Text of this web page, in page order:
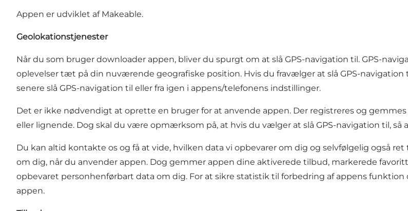
Appen er udviklet af Makeable.
Geolokationstjenester
Når du som bruger downloader appen, bliver du spurgt om at slå GPS-navigation til. GPS-
oplevelser tæt på din nuværende geografiske position. Hvis du fravælger at slå GPS-
senere slå GPS-navigation til eller fra igen i appens/telefonens indstillinger.
Det er ikke nødvendigt at oprette en bruger for at anvende appen. Der registreres og
eller lignende. Dog skal du være opmærksom på, at hvis du vælger at slå GPS-navigation til, så
Du kan altid kontakte os og få at vide, hvilken data vi opbevarer om dig og selvfølgelig også
om dig, når du anvender appen. Dog gemmer appen dine aktiverede tilbud, markerede
opbevaret personhenførbart data om dig. For at sikre statistik til forbedring af appens
appen.